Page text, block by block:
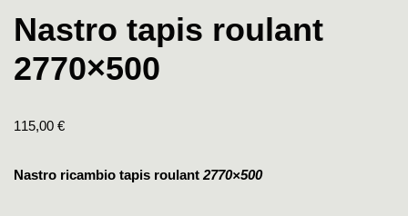
Nastro tapis roulant
2770×500
115,00 €
Nastro ricambio tapis roulant 2770×500